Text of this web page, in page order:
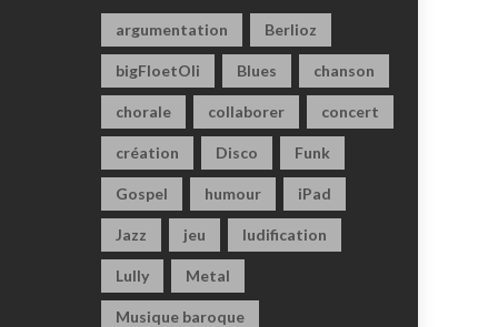
argumentation Berlioz
bigFloetOli Blues chanson
chorale collaborer concert
création Disco Funk
Gospel humour iPad
Jazz jeu ludification
Lully Metal
Musique baroque